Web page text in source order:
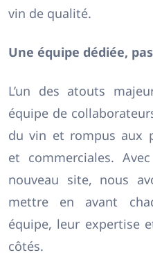
vin de qualité.
Une équipe dédiée,
L’un des atouts
équipe de
du vin et rompus aux
et commerciales.
nouveau site, nous
mettre en avant
équipe, leur expertise
côtés.